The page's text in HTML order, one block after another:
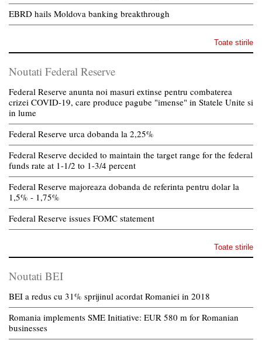
EBRD hails Moldova banking breakthrough
Toate stirile
Noutati Federal Reserve
Federal Reserve anunta noi masuri extinse pentru combaterea
crizei COVID-19, care produce pagube "imense" in Statele Unite si
in lume
Federal Reserve urca dobanda la 2,25%
Federal Reserve decided to maintain the target range for the federal
funds rate at 1-1/2 to 1-3/4 percent
Federal Reserve majoreaza dobanda de referinta pentru dolar la
1,5% - 1,75%
Federal Reserve issues FOMC statement
Toate stirile
Noutati BEI
BEI a redus cu 31% sprijinul acordat Romaniei in 2018
Romania implements SME Initiative: EUR 580 m for Romanian
businesses